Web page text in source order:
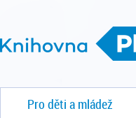
Pro děti a mládež